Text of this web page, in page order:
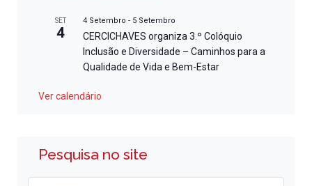
SET
4
4 Setembro - 5 Setembro
CERCICHAVES organiza 3.º Colóquio
Inclusão e Diversidade – Caminhos para a
Qualidade de Vida e Bem-Estar
Ver calendário
Pesquisa no site